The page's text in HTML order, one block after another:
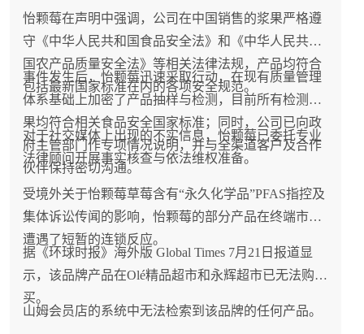
怡颗莓在声明中强调，公司在中国销售的浆果严格遵
守《中华人民共和国食品安全法》和《中华人民共和
国农产品质量安全法》等相关法律法规，产品均符合
包括最新国家标准在内的各项安全规范。
事件发生后，怡颗莓迅速采取行动，在现有质量管理
体系基础上加密了产品抽样与检测，目前所有检测结
果均符合相关食品安全国家标准；同时，公司已向政
府主管部门作专项情况说明，并与全渠道客户及合作
伙伴保持密切沟通。
对于社交媒体上出现的不实信息，怡颗莓已委托专业
法律顾问开展事实核查与依法维权准备。
受境外关于怡颗莓草莓含有“永久化学品”PFAS指控及
集体诉讼传闻的影响，怡颗莓的部分产品在终端市场
遭遇了短暂的连锁反应。
据《环球时报》海外版 Global Times 7月21日报道显
示，该品牌产品在Olé精品超市和永辉超市已无法购
买。
山姆会员店的系统中无法检索到该品牌的任何产品。